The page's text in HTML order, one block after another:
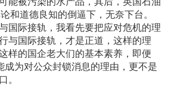
和道德良知的倒逼下，无奈下台。
国际接轨，我看先要把应对危机的理
与国际接轨，才是正道，这样的理
样的国企老大们的基本素养，即便
成为对公众封锁消息的理由，更不是
。